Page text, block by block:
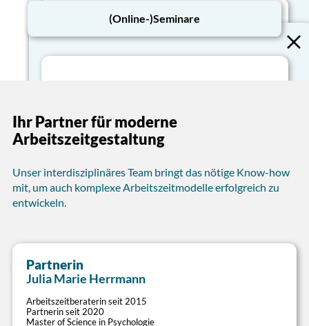
Arbeitszeit-Analysen, Zielfindungs- und
Strategie-Workshops
bestehender Regelungen
Coaching betrieblicher Arbeitszeitspezialisten
Schicht- und Dienstpläne
Mit maßgeschneiderten Modellen Mitarbeiter-,
Kunden- und Betriebsbelange in Einklang bringen
Dienstzeitenoptimierung
Dienstzeiten bedarfsorientiert, wirtschaftlich,
ausgestalten
Lösungen für sämtliche Dienstformen
Dienststrukturen
(Online-)Seminare
Ihr Partner für moderne
Arbeitszeitgestaltung
Unser interdisziplinäres Team bringt das nötige Know-how
mit, um auch komplexe Arbeitszeitmodelle erfolgreich zu
entwickeln.
Partnerin
Julia Marie Herrmann
Arbeitszeitberaterin seit 2015
Partnerin seit 2020
Master of Science in Psychologie